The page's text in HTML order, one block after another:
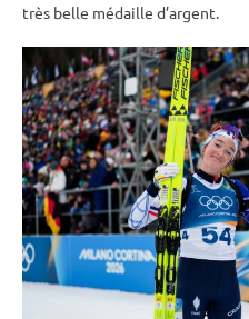
très belle médaille d’argent.